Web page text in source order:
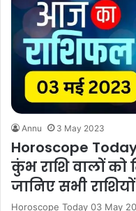
Annu 3 May 2023
Horoscope
कुंभ राशि वालों
जानिए सभी
Horoscope Today 03 May